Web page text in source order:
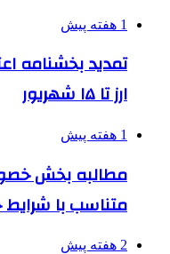
1 هفته پیش
تمدید بخشنامه
ارز تا ۱۵ شهریور
1 هفته پیش
مطالبه بخش
متناسب با
2 هفته پیش